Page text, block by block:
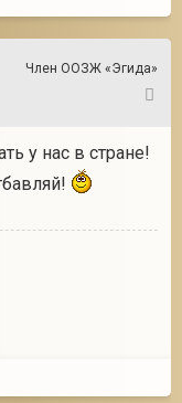
Член ООЗЖ «Эгида»
у нас в стране!